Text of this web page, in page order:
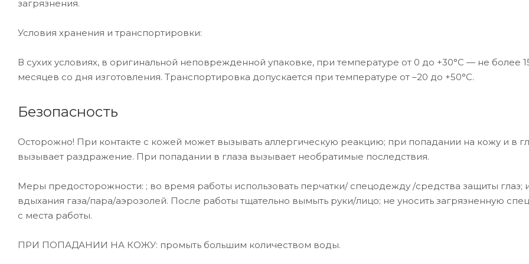
загрязнения.
Условия хранения и транспортировки:
В сухих условиях, в оригинальной неповрежденной упаковке, при температуре от 0 до +30°C — не более
месяцев со дня изготовления. Транспортировка допускается при температуре от –20 до +50°С.
Безопасность
Осторожно! При контакте с кожей может вызывать аллергическую реакцию; при попадании на кожу и в
вызывает раздражение. При попадании в глаза вызывает необратимые последствия.
Меры предосторожности: ; во время работы использовать перчатки/ спецодежду /средства защиты глаз;
вдыхания газа/пара/аэрозолей. После работы тщательно вымыть руки/лицо; не уносить загрязненную
с места работы.
ПРИ ПОПАДАНИИ НА КОЖУ: промыть большим количеством воды.